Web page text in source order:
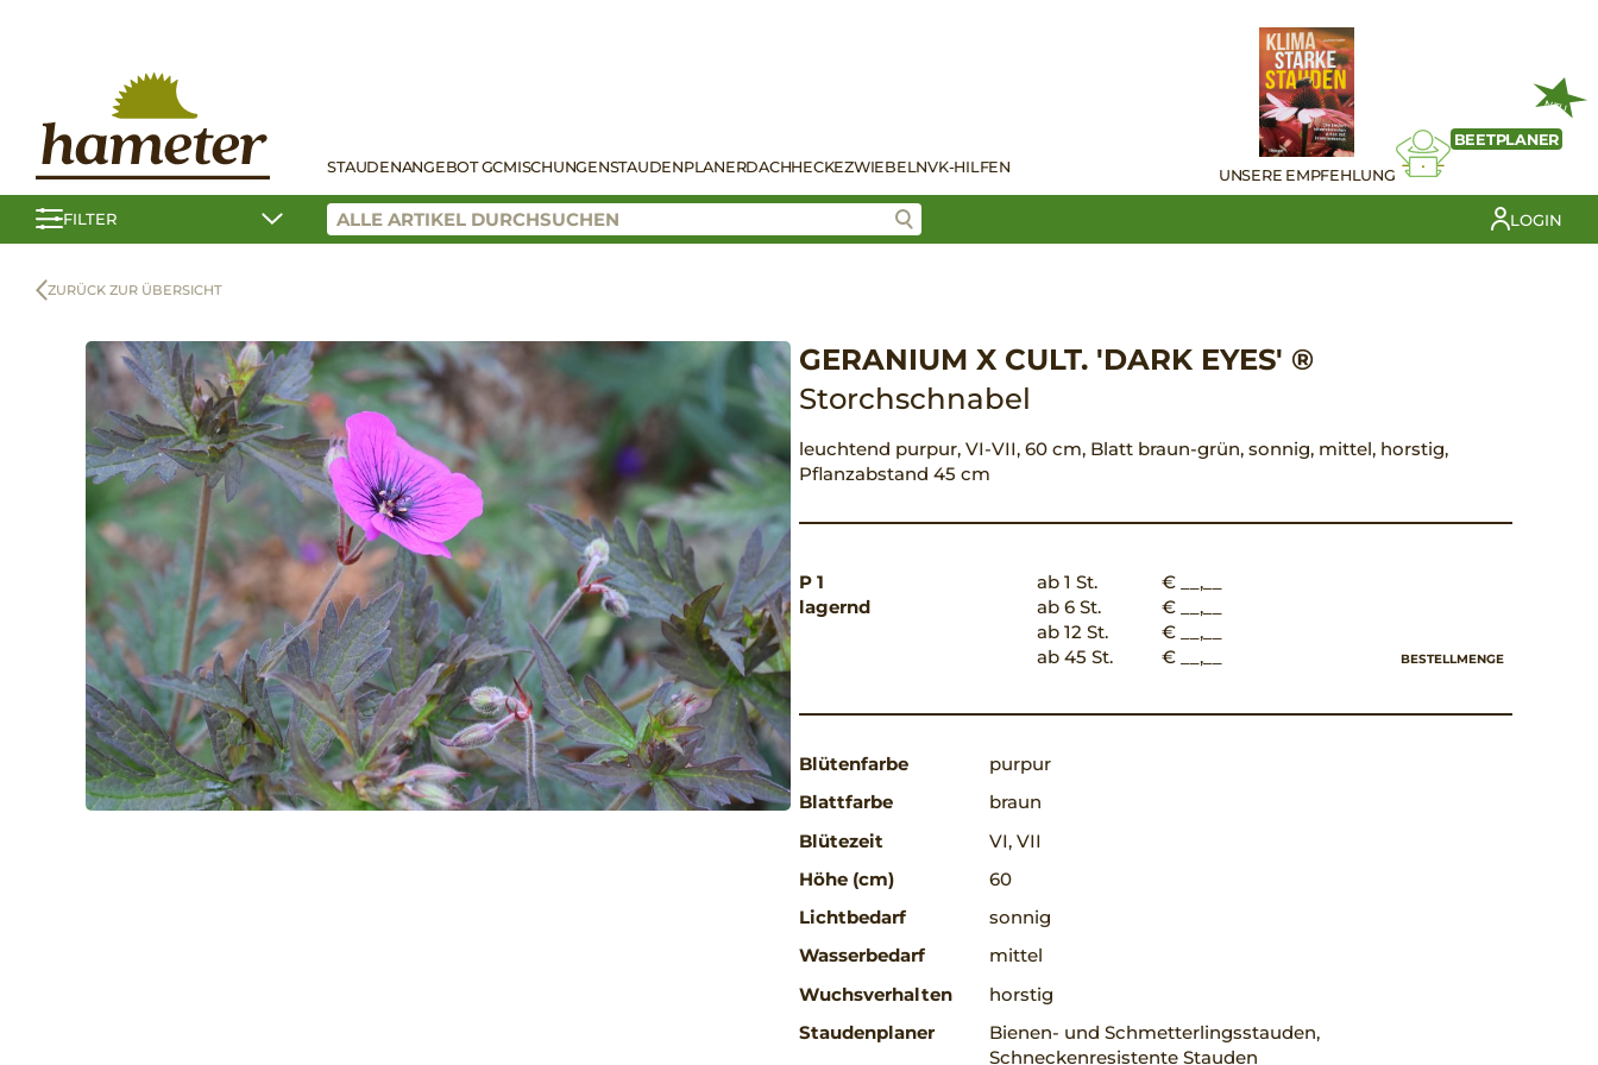
STAUDENANGEBOT GCMISCHUNGENSTAUDENPLANERDACHHECKEZWIEBELNVK-HILFEN UNSERE EMPFEHLUNG
NEU
BEETPLANER
FILTER LOGIN
ZURÜCK ZUR ÜBERSICHT
GERANIUM X CULT. 'DARK EYES' ®
Storchschnabel
leuchtend purpur, VI-VII, 60 cm, Blatt braun-grün, sonnig, mittel, horstig,
Pflanzabstand 45 cm
P 1
lagernd
ab 1 St.
€ __,__
ab 6 St.
€ __,__
ab 12 St.
€ __,__
ab 45 St.
€ __,__ BESTELLMENGE
Blütenfarbe
purpur
Blattfarbe
braun
Blütezeit
VI, VII
Höhe (cm)
60
Lichtbedarf
sonnig
Wasserbedarf
mittel
Wuchsverhalten
horstig
Staudenplaner
Bienen- und Schmetterlingsstauden,
Schneckenresistente Stauden